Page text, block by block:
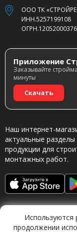
ООО ТК
ИНН.5257199108
Приложение
Заказывайте
минуты
Скачать
Наш интернет-
актуальные
продукции для
монтажных работ.
Используются
продолжении